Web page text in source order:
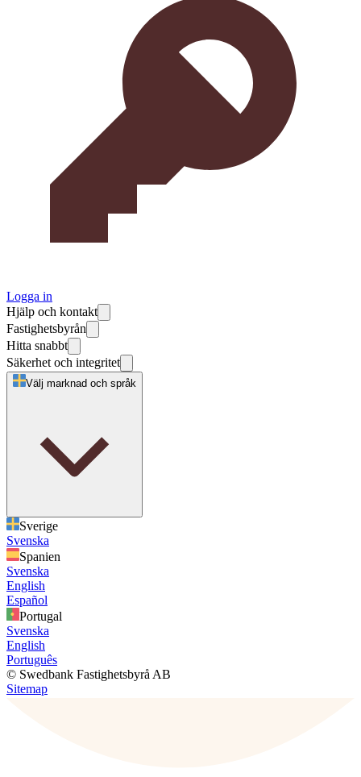
Logga in
Hjälp och kontakt
Fastighetsbyrån
Hitta snabbt
Säkerhet och integritet
Välj marknad och språk
Sverige
Svenska
Spanien
Svenska
English
Español
Portugal
Svenska
English
Português
© Swedbank Fastighetsbyrå AB
Sitemap